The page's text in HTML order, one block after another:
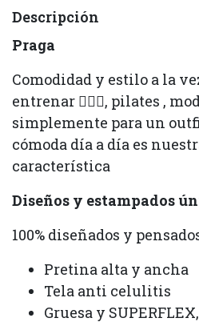
Descripción
Praga
Comodidad y estilo a la
entrenar 🏋🏽‍♀️, pilates ,
simplemente para un
cómoda día a día es
característica
Diseños y estampados
100% diseñados y
Pretina alta y ancha
Tela anti celulitis
Gruesa y